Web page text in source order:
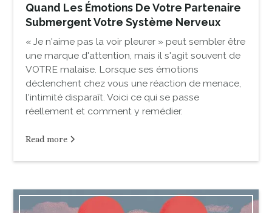
Quand Les Émotions De Votre Partenaire
Submergent Votre Système Nerveux
« Je n'aime pas la voir pleurer » peut sembler être
une marque d'attention, mais il s'agit souvent de
VOTRE malaise. Lorsque ses émotions
déclenchent chez vous une réaction de menace,
l'intimité disparaît. Voici ce qui se passe
réellement et comment y remédier.
Read more